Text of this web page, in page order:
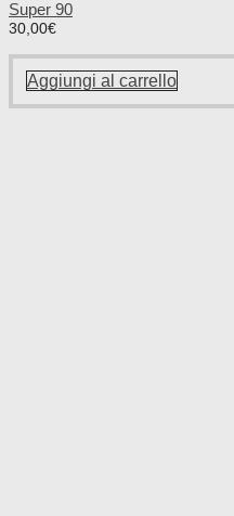
Super 90
30,00€
Aggiungi al carrello